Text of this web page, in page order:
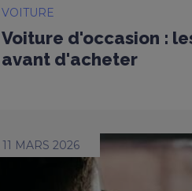
VOITURE
Voiture d'occasion :
avant d'acheter
11 MARS 2026